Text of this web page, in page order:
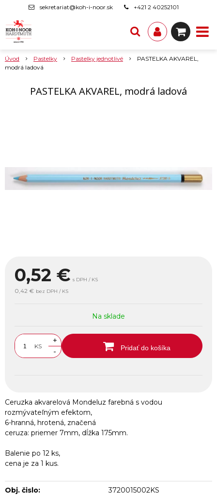
sekretariat@koh-i-noor.sk +421 2 40252101
Úvod Pastelky Pastelky jednotlivé
PASTELKA AKVAREL,
modrá ladová
PASTELKA AKVAREL, modrá ladová
0,52 € s DPH / KS
0,42 € bez DPH / KS
Na sklade
KS
+
-
Pridať do košíka
Ceruzka akvarelová Mondeluz farebná s vodou
rozmývateľným efektom,
6-hranná, hrotená, značená
ceruza: priemer 7mm, dĺžka 175mm.
Balenie po 12 ks,
cena je za 1 kus.
Obj. čislo: 3720015002KS